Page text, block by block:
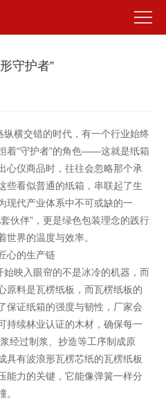
守护者”
横交错的时代，有一个行业始终
着“守护者”的角色——这就是纸箱
心仪商品时，往往会忽略那个承
些看似普通的纸箱，串联起了生
现代产业体系中不可或缺的一
伙伴”，更是绿色包装理念的践行
世界的温度与效率。
心的生产链
始映入眼帘的不是冰冷的机器，而
原料是瓦楞纸板，而瓦楞纸板的
保证纸箱的强度与韧性，厂家会
持续林业认证的木材，确保每一
经过制浆、抄造等工序制成原
具有波浪形瓦楞芯纸的瓦楞纸板
力的关键，它能像弹簧一样分
。